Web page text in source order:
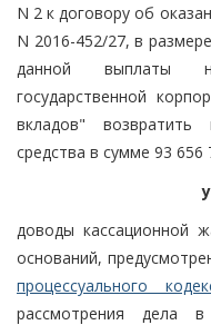
N 2 к договору об
N 2016-452/27, в
данной выплаты
государственной
вкладов"
средства в сумме 93 656
доводы кассационной
оснований,
процессуального
рассмотрения дела